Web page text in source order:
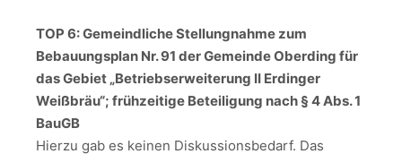
TOP 6: Gemeindliche Stellungnahme zum
Bebauungsplan Nr. 91 der Gemeinde Oberding für
das Gebiet „Betriebserweiterung II Erdinger
Weißbräu“; frühzeitige Beteiligung nach § 4 Abs. 1
BauGB
Hierzu gab es keinen Diskussionsbedarf. Das